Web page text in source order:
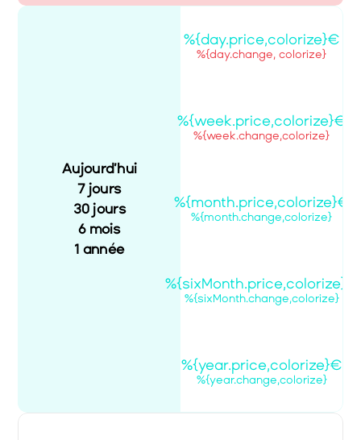
Aujourd’hui
7 jours
30 jours
6 mois
1 année
%{day.price,colorize}€
%{day.change, colorize}
%{week.price,colorize}€
%{week.change,colorize}
%{month.price,colorize}€
%{month.change,colorize}
%{sixMonth.price,colorize}€
%{sixMonth.change,colorize}
%{year.price,colorize}€
%{year.change,colorize}